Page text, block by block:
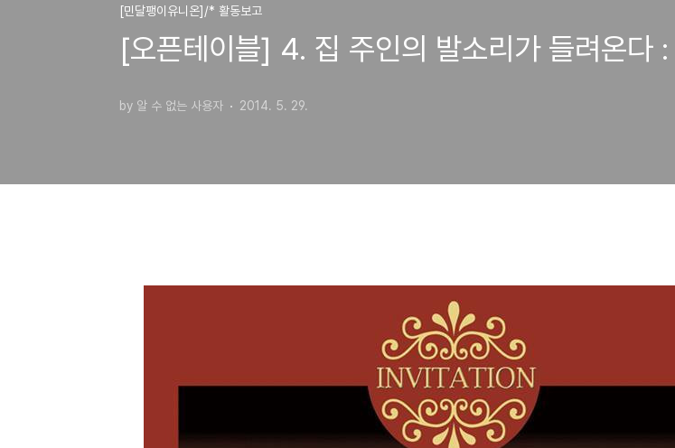
[민달팽이유니온]/* 활동보고
[오픈테이블] 4. 집 주인의 발소리가 들려온다
by 알 수 없는 사용자 2014. 5. 29.